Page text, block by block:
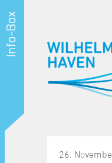
26.